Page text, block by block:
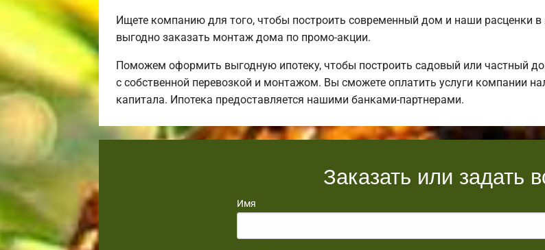
Ищете компанию для того, чтобы построить современный дом и наши расценки в
выгодно заказать монтаж дома по промо-акции.
Поможем оформить выгодную ипотеку, чтобы построить садовый или частный
с собственной перевозкой и монтажом. Вы сможете оплатить услуги компании
капитала. Ипотека предоставляется нашими банками-партнерами.
Заказать или задать
Имя